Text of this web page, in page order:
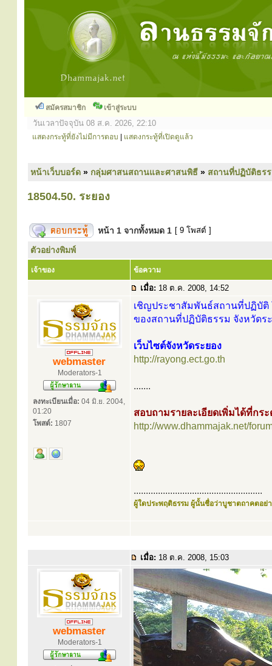
สมัครสมาชิก เข้าสู่ระบบ
วันเวลาปัจจุบัน 08 ส.ค. 2026, 22:10
แสดงกระทู้ที่ยังไม่มีการตอบ แสดงกระทู้ที่เปิดดูแล้ว
หน้าเว็บบอร์ด » กลุ่มศาสนสถานและศาสนพิธี » สถานที่ปฏิบัติธร
18504.50. ระยอง
หน้า 1 จากทั้งหมด 1 [ 9 โพสต์ ]
ตัวอย่างพิมพ์
เจ้าของ ข้อความ
เมื่อ: 18 ต.ค. 2008, 14:52
webmaster
Moderators-1
ลงทะเบียนเมื่อ: 04 มิ.ย. 2004,
01:20
โพสต์: 1807
เชิญประชาสัมพันธ์สถานที่ปฏิบัติ
ของสถานที่ปฏิบัติธรรม จังหวัดร
เว็บไซต์จังหวัดระยอง
http://rayong.ect.go.th
.......
สอบถามรายละเอียดเพิ่มได้ที่กร
http://www.dhammajak.net/
.....................................................
ผู้ใดประพฤติธรรม ผู้นั้นชื่อว่าบูชาตถาคตอย่า
เมื่อ: 18 ต.ค. 2008, 15:03
webmaster
Moderators-1